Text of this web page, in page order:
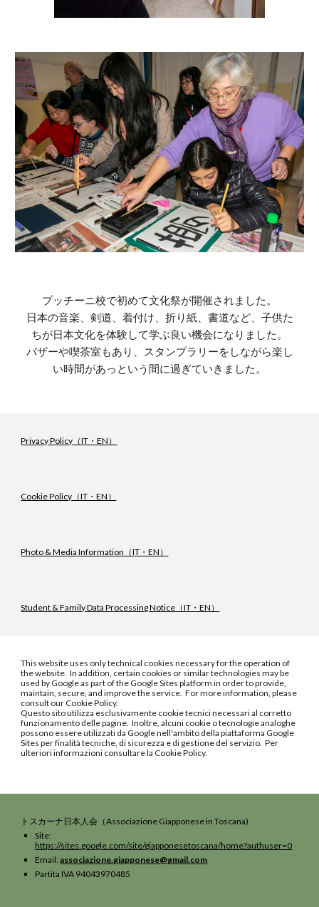
プッチーニ校で初めて文化祭が開催されました。
日本の音楽、剣道、着付け、折り紙、書道など、 子供た
ちが日本文化を体験して学ぶ良い機会になりました。
バザーや喫茶室もあり、スタンプラリーをしながら楽し
い時間があっという間に過ぎていきました。
Privacy Policy（IT・EN）
Cookie Policy（IT・EN）
Photo & Media Information（IT・EN）
Student & Family Data Processing Notice（IT・EN）
This website uses only technical cookies necessary for the operation of
the website. In addition, certain cookies or similar technologies may be
used by Google as part of the Google Sites platform in order to provide,
maintain, secure, and improve the service. For more information, please
consult our Cookie Policy.
Questo sito utilizza esclusivamente cookie tecnici necessari al corretto
funzionamento delle pagine. Inoltre, alcuni cookie o tecnologie analoghe
possono essere utilizzati da Google nell'ambito della piattaforma Google
Sites per finalità tecniche, di sicurezza e di gestione del servizio. Per
ulteriori informazioni consultare la Cookie Policy.
トスカーナ 日本人会（Associazione Giapponese in Toscana)
Site:
https://sites.google.com/site/giapponesetoscana/home?authuser=0
Email:associazione.giapponese@gmail.com
Partita IVA 94043970485